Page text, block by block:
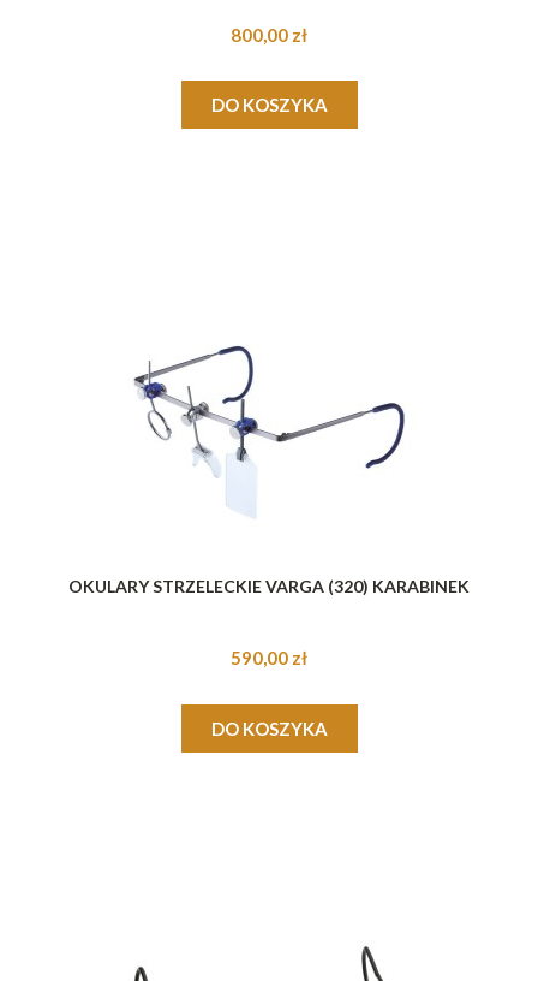
800,00 zł
DO KOSZYKA
OKULARY STRZELECKIE VARGA (320) KARABINEK
590,00 zł
DO KOSZYKA